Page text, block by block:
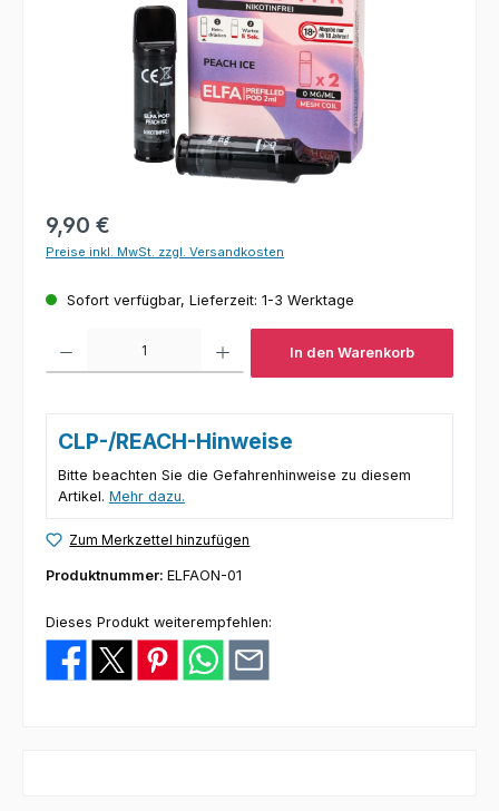
Regulärer Preis:
9,90 €
Preise inkl. MwSt. zzgl. Versandkosten
Sofort verfügbar, Lieferzeit: 1-3 Werktage
In den Warenkorb
CLP-/REACH-Hinweise
Bitte beachten Sie die Gefahrenhinweise zu diesem
Artikel. Mehr dazu.
Zum Merkzettel hinzufügen
Produktnummer: ELFAON-01
Dieses Produkt weiterempfehlen: